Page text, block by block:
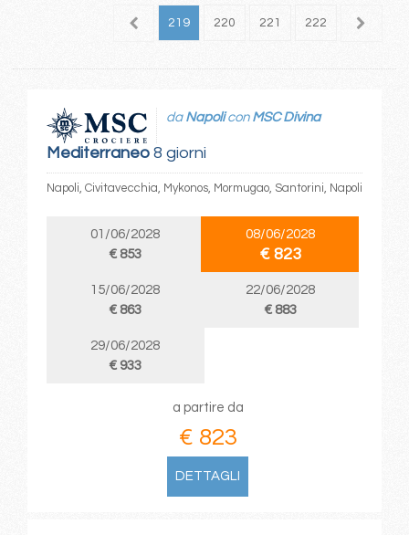
218 219 220 221 222 223
Mediterraneo8 giorni
da Napolicon MSC Divina
Napoli, Civitavecchia, Mykonos, Mormugao, Santorini, Napoli
01/06/2028
€ 853
08/06/2028
€ 823
15/06/2028
€ 863
22/06/2028
€ 883
29/06/2028
€ 933
a partire da
€ 823
DETTAGLI